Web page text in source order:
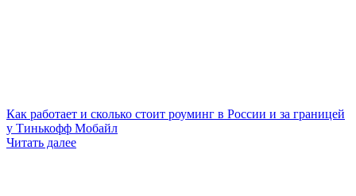
Как работает и сколько стоит роуминг в России и за границей
у Тинькофф Мобайл
Читать далее